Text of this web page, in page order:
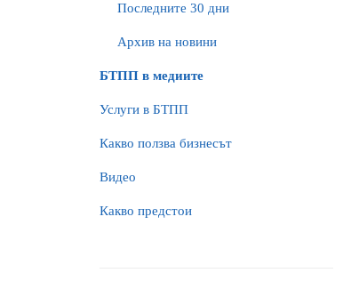
Последните 30 дни
Архив на новини
БTПП в медиите
Услуги в БТПП
Какво ползва бизнесът
Видео
Какво предстои